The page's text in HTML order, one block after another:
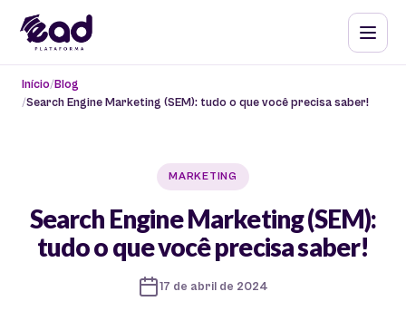
Início Blog
Search Engine Marketing (SEM): tudo o que você precisa saber!
MARKETING
Search Engine Marketing (SEM):
tudo o que você precisa saber!
17 de abril de 2024